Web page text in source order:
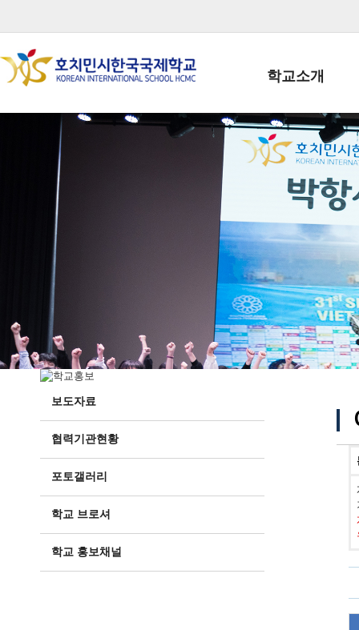
학교소개
학교장인사말
학생회장인사말
학교상징
학교 CI
교직원현황
학생현황
위치/전화
전경사진
보도자료
협력기관현황
포토갤러리
학교 브로셔
학교 홍보채널